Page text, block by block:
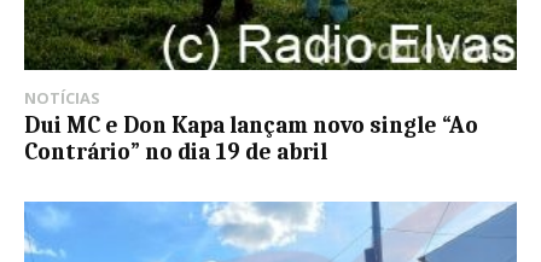
NOTÍCIAS
Dui MC e Don Kapa lançam novo single “Ao
Contrário” no dia 19 de abril